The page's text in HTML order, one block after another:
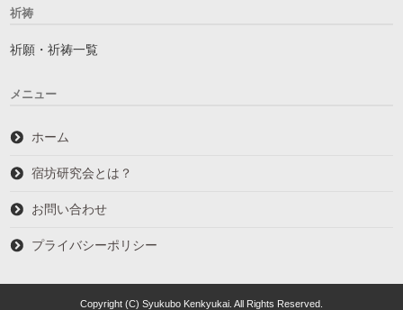
祈祷
祈願・祈祷一覧
メニュー
ホーム
宿坊研究会とは？
お問い合わせ
プライバシーポリシー
Copyright (C) Syukubo Kenkyukai. All Rights Reserved.